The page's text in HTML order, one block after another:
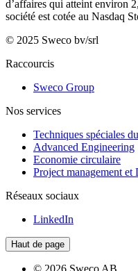
d’affaires qui atteint environ
société est cotée au Nasdaq
© 2025 Sweco bv/srl
Raccourcis
Sweco Group
Nos services
Techniques spéciales
Advanced Engineering
Economie circulaire
Project management et
Réseaux sociaux
LinkedIn
Haut de page
© 2026 Sweco AB